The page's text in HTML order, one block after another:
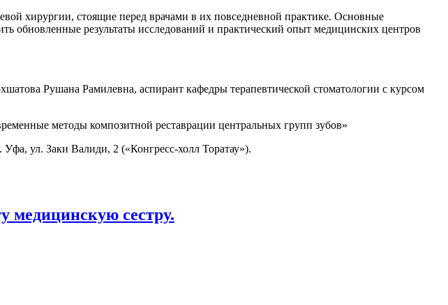
хирургии, стоящие перед врачами в их повседневной практике. Основные
обновленные результаты исследований и практический опыт медицинских центров
Рушана Рамилевна, аспирант кафедры терапевтической стоматологии с курсом
методы композитной реставрации центральных групп зубов»
ул. Заки Валиди, 2 («Конгресс-холл Торатау»).
медицинскую сестру.